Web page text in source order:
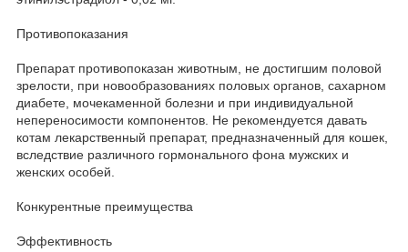
Противопоказания
Препарат противопоказан животным, не достигшим половой
зрелости, при новообразованиях половых органов, сахарном
диабете, мочекаменной болезни и при индивидуальной
непереносимости компонентов. Не рекомендуется давать
котам лекарственный препарат, предназначенный для кошек,
вследствие различного гормонального фона мужских и
женских особей.
Конкурентные преимущества
Эффективность